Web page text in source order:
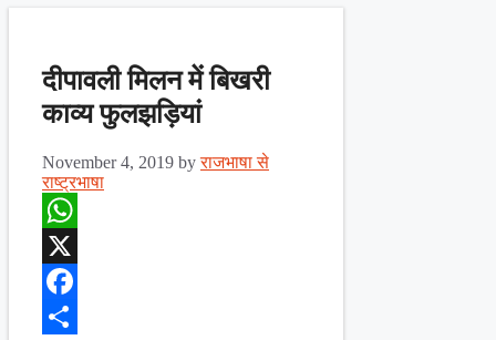
दीपावली मिलन में बिखरी
काव्य फुलझड़ियां
November 4, 2019 byराजभाषा से
राष्ट्रभाषा
WhatsApp
X
Facebook